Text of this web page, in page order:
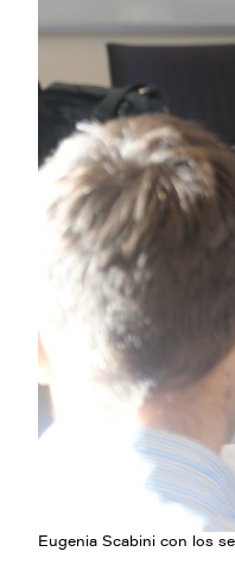
Eugenia Scabini con los